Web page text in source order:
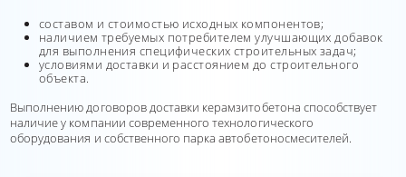
составом и стоимостью исходных компонентов;
наличием требуемых потребителем улучшающих добавок
для выполнения специфических строительных задач;
условиями доставки и расстоянием до строительного
объекта.
Выполнению договоров доставки керамзитобетона способствует
наличие у компании современного технологического
оборудования и собственного парка автобетоносмесителей.